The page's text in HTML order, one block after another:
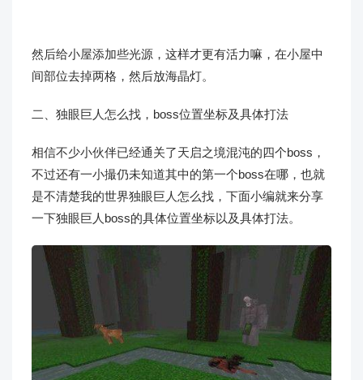
然后给小屋添加些光源，这样才更有活力嘛，在小屋中
间部位去掉两格，然后放海晶灯。
二、独眼巨人怎么找，boss位置坐标及具体打法
相信不少小伙伴已经通关了天启之境混沌的四个boss，
不过还有一小撮仍未知道其中的第一个boss在哪，也就
是不清楚我的世界独眼巨人怎么找，下面小编就来分享
一下独眼巨人boss的具体位置坐标以及具体打法。